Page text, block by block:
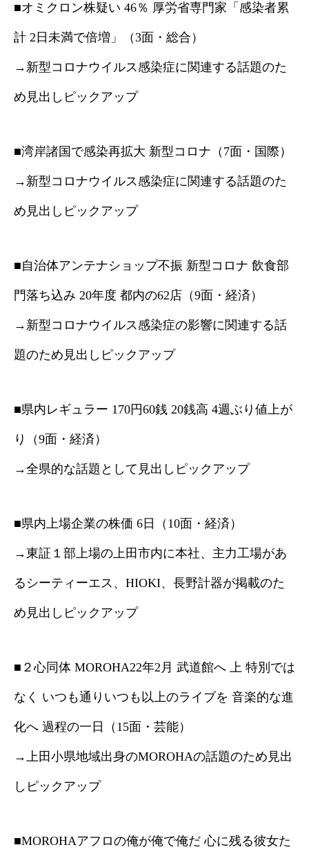
■オミクロン株疑い 46％ 厚労省専門家「感染者累
計 2日未満で倍増」（3面・総合）
→新型コロナウイルス感染症に関連する話題のた
め見出しピックアップ
■湾岸諸国で感染再拡大 新型コロナ（7面・国際）
→新型コロナウイルス感染症に関連する話題のた
め見出しピックアップ
■自治体アンテナショップ不振 新型コロナ 飲食部
門落ち込み 20年度 都内の62店（9面・経済）
→新型コロナウイルス感染症の影響に関連する話
題のため見出しピックアップ
■県内レギュラー 170円60銭 20銭高 4週ぶり値上が
り（9面・経済）
→全県的な話題として見出しピックアップ
■県内上場企業の株価 6日（10面・経済）
→東証１部上場の上田市内に本社、主力工場があ
るシーティーエス、HIOKI、長野計器が掲載のた
め見出しピックアップ
■２心同体 MOROHA22年2月 武道館へ 上 特別では
なく いつも通りいつも以上のライブを 音楽的な進
化へ 過程の一日（15面・芸能）
→上田小県地域出身のMOROHAの話題のため見出
しピックアップ
■MOROHAアフロの俺が俺で俺だ 心に残る彼女た